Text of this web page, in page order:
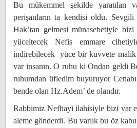
Bu mükemmel şekilde yaratılan
perişanların ta kendisi oldu. Sevgili
Hak’tan gelmesi münasebetiyle
yüceltecek Nefis emmare
indirebilecek yüce bir kuvvete malik
var insanın. O ruhu ki Ondan geldi
ruhumdan üfledim buyuruyor
bende olan Hz.Adem’ de olandır.
Rabbimiz Nefhayi ilahisiyle bizi var
aleme gönderdi. Bu varlık bu öz